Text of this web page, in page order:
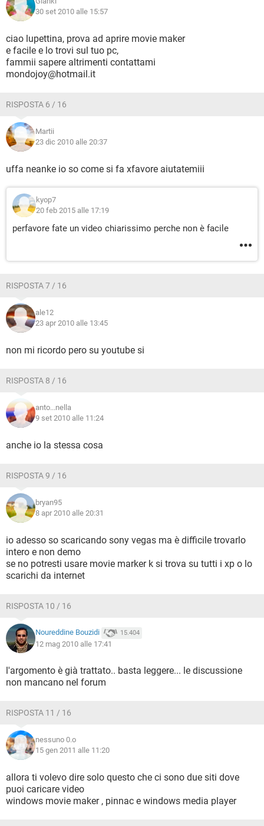
30 set 2010 alle 15:57
ciao lupettina, prova ad aprire movie maker
e facile e lo trovi sul tuo pc,
fammii sapere altrimenti contattami
mondojoy@hotmail.it
RISPOSTA 6 / 16
Martii
23 dic 2010 alle 20:37
uffa neanke io so come si fa xfavore aiutatemiii
kyop7
20 feb 2015 alle 17:19
perfavore fate un video chiarissimo perche non è facile
RISPOSTA 7 / 16
ale12
23 apr 2010 alle 13:45
non mi ricordo pero su youtube si
RISPOSTA 8 / 16
anto...nella
9 set 2010 alle 11:24
anche io la stessa cosa
RISPOSTA 9 / 16
bryan95
8 apr 2010 alle 20:31
io adesso so scaricando sony vegas ma è difficile trovarlo
intero e non demo
se no potresti usare movie marker k si trova su tutti i xp o lo
scarichi da internet
RISPOSTA 10 / 16
Noureddine Bouzidi 15.404
12 mag 2010 alle 17:41
l'argomento è già trattato.. basta leggere... le discussione
non mancano nel forum
RISPOSTA 11 / 16
nessuno 0.o
15 gen 2011 alle 11:20
allora ti volevo dire solo questo che ci sono due siti dove
puoi caricare video
windows movie maker , pinnac e windows media player